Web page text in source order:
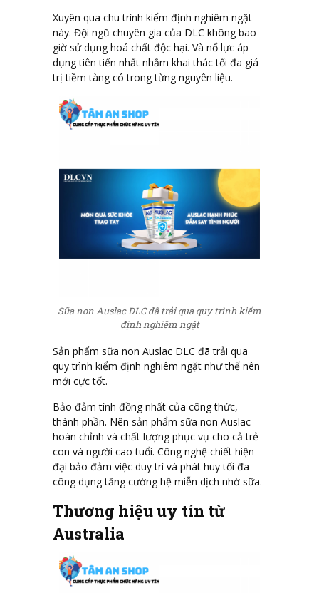
Xuyên qua chu trình kiểm định nghiêm ngặt
này. Đội ngũ chuyên gia của DLC không bao
giờ sử dụng hoá chất độc hại. Và nổ lực áp
dụng tiên tiến nhất nhằm khai thác tối đa giá
trị tiềm tàng có trong từng nguyên liệu.
Sữa non Auslac DLC đã trải qua quy trình kiểm
định nghiêm ngặt
Sản phẩm sữa non Auslac DLC đã trải qua
quy trình kiểm định nghiêm ngặt như thế nên
mới cực tốt.
Bảo đảm tính đồng nhất của công thức,
thành phần. Nên sản phẩm sữa non Auslac
hoàn chỉnh và chất lượng phục vụ cho cả trẻ
con và người cao tuổi. Công nghệ chiết hiện
đại bảo đảm việc duy trì và phát huy tối đa
công dụng tăng cường hệ miễn dịch nhờ sữa.
Thương hiệu uy tín từ
Australia